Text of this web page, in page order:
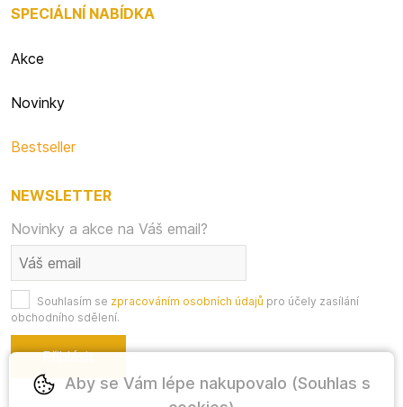
SPECIÁLNÍ NABÍDKA
Akce
Novinky
Bestseller
NEWSLETTER
Novinky a akce na Váš email?
Souhlasím se zpracováním osobních údajů pro účely zasílání
obchodního sdělení.
Aby se Vám lépe nakupovalo (Souhlas s